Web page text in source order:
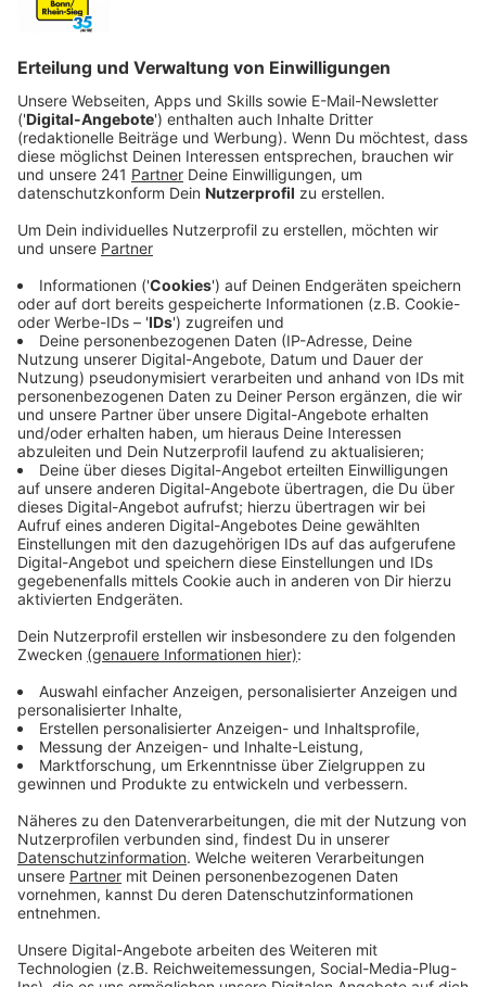
Duisburg sind zwei Riesenfische aus einem Zoo in den
Niederlanden per Tiertransport ins Ruhrgebiet
gebracht worden. Die südamerikanischen Raubfische
Arapaimas mit einer Länge von jeweils rund 2,50
Metern und einem Gewicht von mehr als 150
Kilogramm seien vergangene Woche aus Rotterdam
angekommen und jetzt auch für Zoobesucher zu
sehen.Das erklärte der Zoo nach Ostern.
Anzeige
Anreie per Auto - 20 Mitarbeiter wurden
benötigt
Anzeige
Mit dem Transfer von Arapaimas in dieser Größe
hätten beide Zoos Neuland betreten und
Zoogeschichte geschrieben. Der geplante Transport
sei mehrere Monate vorbereitet worden. An zwei
aufeinanderfolgenden Tagen seien die Fische auf den
etwa 200 Kilometern in einer eigens für den Transport
angefertigten, wassergefüllten Hängematte in einem
beheizten Lkw transportiert worden. Für das Verladen
habe es mehr als 20 Zoo-Mitarbeiter gebraucht.
Während der rund zweieinhalbstündigen Fahrt habe es
regelmäßige Stopps zur Kontrolle gegeben.
Anzeige
Anzeige
Unterwasserwelt im Zoo Duisburg mit neuer
Attraktion
Anzeige